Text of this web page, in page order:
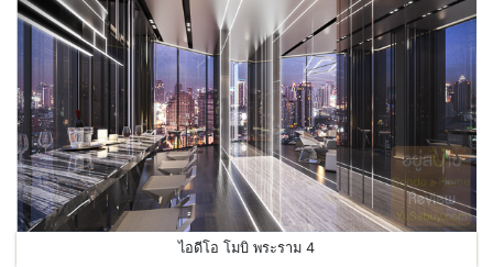
ไอดีโอ โมบิ พระราม 4